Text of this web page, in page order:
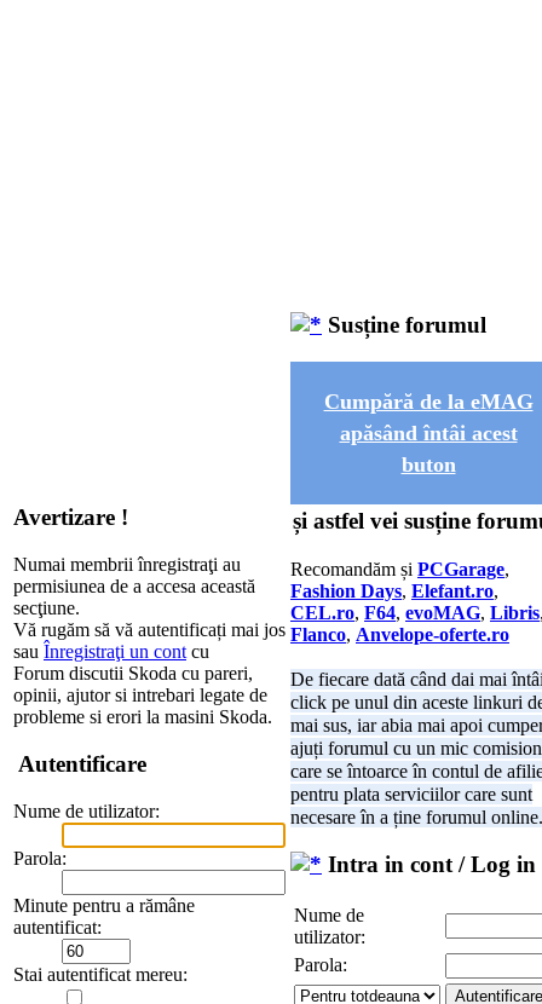
Avertizare !
Numai membrii înregistraţi au
permisiunea de a accesa această
secţiune.
Vă rugăm să vă autentificați mai jos
sau Înregistraţi un cont cu
Forum discutii Skoda cu pareri,
opinii, ajutor si intrebari legate de
probleme si erori la masini Skoda.
Autentificare
Nume de utilizator:
Parola:
Minute pentru a rămâne
autentificat:
Stai autentificat mereu:
Susține forumul
Cumpără de la eMAG
apăsând întâi acest
buton
și astfel vei susține
Recomandăm și PCGarage,
Fashion Days, Elefant.ro,
CEL.ro, F64, evoMAG, Libris
Flanco, Anvelope-oferte.ro
De fiecare dată când dai mai
click pe unul din aceste linkuri
mai sus, iar abia mai apoi
ajuți forumul cu un mic comision
care se întoarce în contul de
pentru plata serviciilor care sunt
necesare în a ține forumul online.
Intra in cont / Log in
Nume de
utilizator:
Parola: